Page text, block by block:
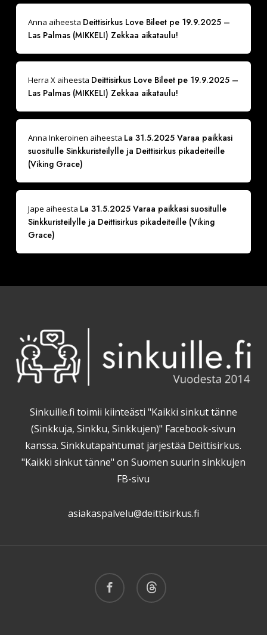
Anna aiheesta Deittisirkus Love Bileet pe 19.9.2025 –
Las Palmas (MIKKELI) Zekkaa aikataulu!
Herra Xaiheesta Deittisirkus Love Bileet pe 19.9.2025 –
Las Palmas (MIKKELI) Zekkaa aikataulu!
Anna Inkeroinen aiheesta La 31.5.2025 Varaa paikkasi
suositulle Sinkkuristeilylle ja Deittisirkus pikadeiteille
(Viking Grace)
Jape aiheesta La 31.5.2025 Varaa paikkasi suositulle
Sinkkuristeilylle ja Deittisirkus pikadeiteille (Viking
Grace)
Sinkuille.fi toimii kiinteästi "Kaikki sinkut tänne
(Sinkkuja, Sinkku, Sinkkujen)" Facebook-sivun
kanssa. Sinkkutapahtumat järjestää Deittisirkus.
"Kaikki sinkut tänne" on Suomen suurin sinkkujen
FB-sivu
asiakaspalvelu@deittisirkus.fi
facebook threads